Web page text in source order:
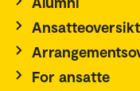
Ansatteoversikt
For ansatte